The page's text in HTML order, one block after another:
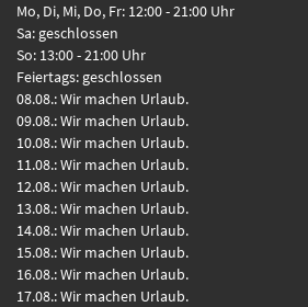
Mo, Di, Mi, Do, Fr: 12:00 - 21:00 Uhr
Sa: geschlossen
So: 13:00 - 21:00 Uhr
Feiertags: geschlossen
08.08.: Wir machen Urlaub.
09.08.: Wir machen Urlaub.
10.08.: Wir machen Urlaub.
11.08.: Wir machen Urlaub.
12.08.: Wir machen Urlaub.
13.08.: Wir machen Urlaub.
14.08.: Wir machen Urlaub.
15.08.: Wir machen Urlaub.
16.08.: Wir machen Urlaub.
17.08.: Wir machen Urlaub.